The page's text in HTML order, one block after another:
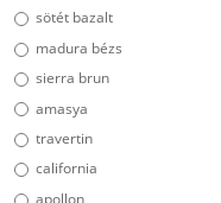
sötét bazalt
madura bézs
sierra brun
amasya
travertin
california
apollon